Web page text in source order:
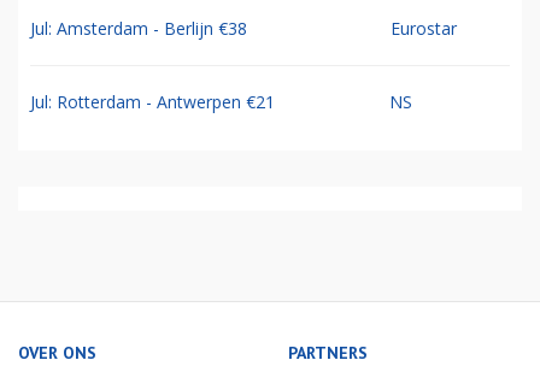
Jul: Amsterdam - Berlijn €38 Eurostar
Jul: Rotterdam - Antwerpen €21 NS
OVER ONS PARTNERS